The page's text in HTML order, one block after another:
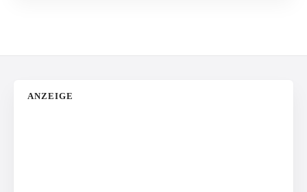
ANZEIGE